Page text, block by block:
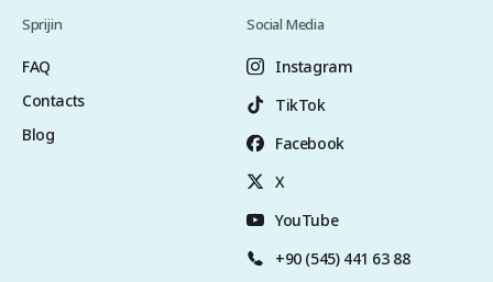
Sprijin
FAQ
Contacts
Blog
Social Media
Instagram
TikTok
Facebook
X
YouTube
+90 (545) 441 63 88